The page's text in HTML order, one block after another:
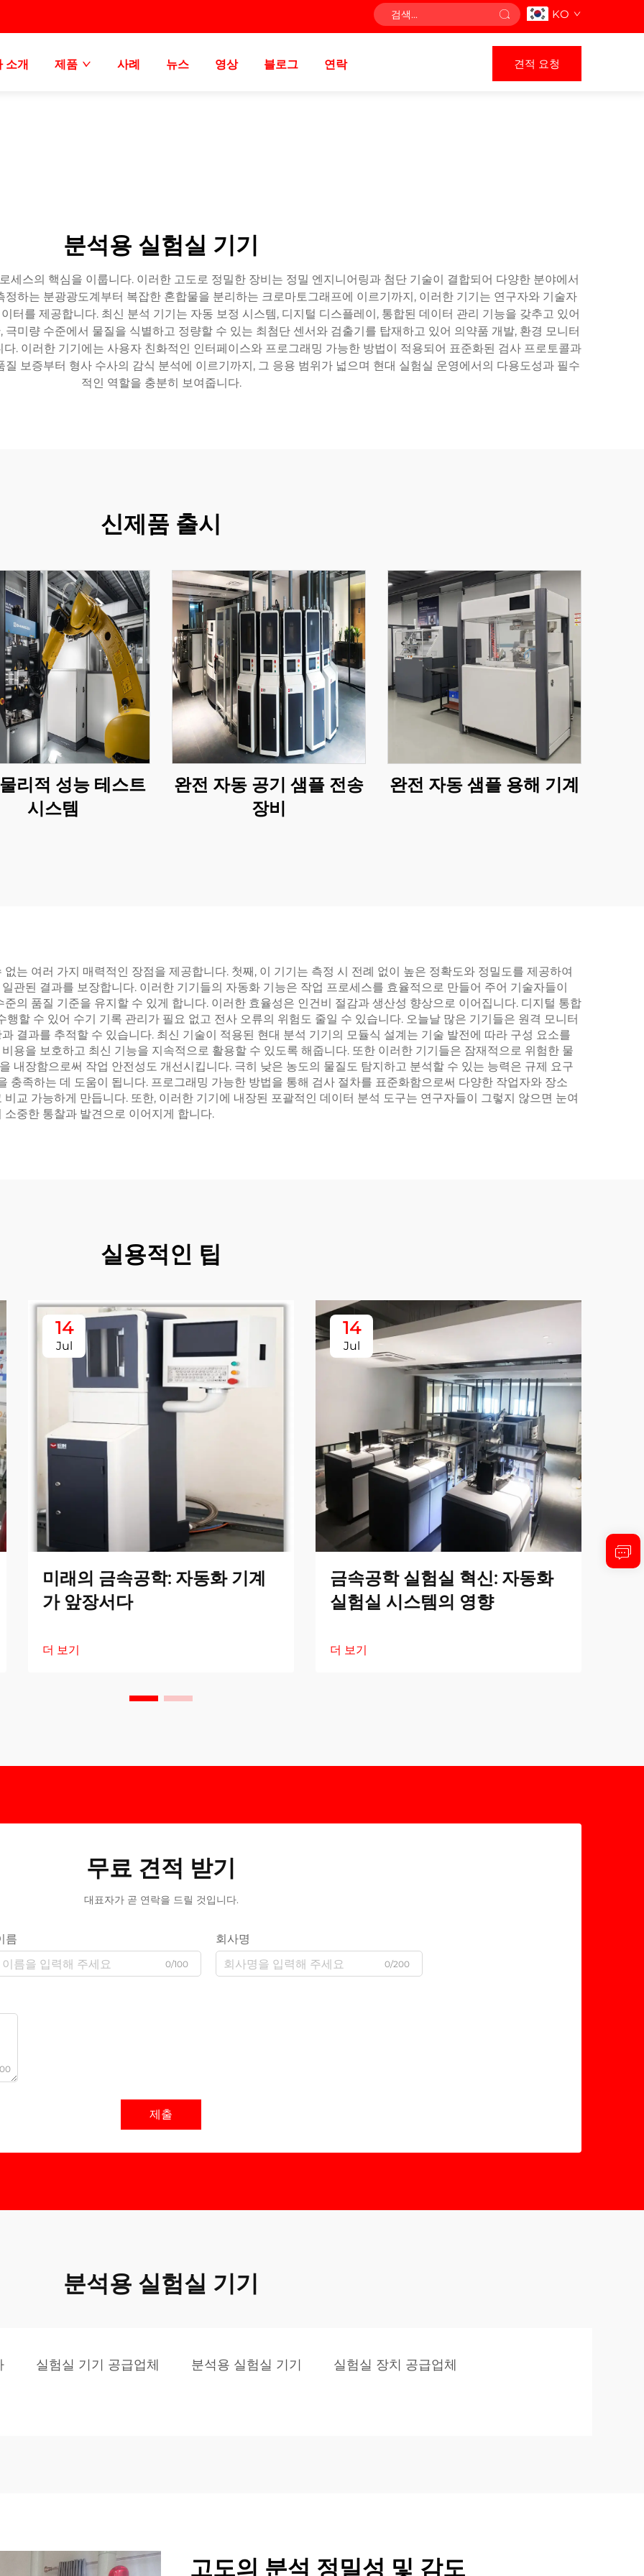
KO
소개 제품 사례 뉴스 영상 블로그 연락 견적 요청
분석용 실험실 기기
세스의 핵심을 이룹니다. 이러한 고도로 정밀한 장비는 정밀 엔지니어링과 첨단 기술이 결합되어 다양한 분야에서
하는 분광광도계부터 복잡한 혼합물을 분리하는 크로마토그래프에 이르기까지, 이러한 기기는 연구자와 기술자
터를 제공합니다. 최신 분석 기기는 자동 보정 시스템, 디지털 디스플레이, 통합된 데이터 관리 기능을 갖추고 있어
미량 수준에서 물질을 식별하고 정량할 수 있는 최첨단 센서와 검출기를 탑재하고 있어 의약품 개발, 환경 모니터
. 이러한 기기에는 사용자 친화적인 인터페이스와 프로그래밍 가능한 방법이 적용되어 표준화된 검사 프로토콜과
보증부터 형사 수사의 감식 분석에 이르기까지, 그 응용 범위가 넓으며 현대 실험실 운영에서의 다용도성과 필수
적인 역할을 충분히 보여줍니다.
신제품 출시
리적 성능 테스트
시스템
완전 자동 공기 샘플 전송
장비
완전 자동 샘플 용해 기계
는 여러 가지 매력적인 장점을 제공합니다. 첫째, 이 기기는 측정 시 전례 없이 높은 정확도와 정밀도를 제공하여
관된 결과를 보장합니다. 이러한 기기들의 자동화 기능은 작업 프로세스를 효율적으로 만들어 주어 기술자들이
의 품질 기준을 유지할 수 있게 합니다. 이러한 효율성은 인건비 절감과 생산성 향상으로 이어집니다. 디지털 통합
할 수 있어 수기 기록 관리가 필요 없고 전사 오류의 위험도 줄일 수 있습니다. 오늘날 많은 기기들은 원격 모니터
결과를 추적할 수 있습니다. 최신 기술이 적용된 현대 분석 기기의 모듈식 설계는 기술 발전에 따라 구성 요소를
용을 보호하고 최신 기능을 지속적으로 활용할 수 있도록 해줍니다. 또한 이러한 기기들은 잠재적으로 위험한 물
내장함으로써 작업 안전성도 개선시킵니다. 극히 낮은 농도의 물질도 탐지하고 분석할 수 있는 능력은 규제 요구
충족하는 데 도움이 됩니다. 프로그래밍 가능한 방법을 통해 검사 절차를 표준화함으로써 다양한 작업자와 장소
교 가능하게 만듭니다. 또한, 이러한 기기에 내장된 포괄적인 데이터 분석 도구는 연구자들이 그렇지 않으면 눈여
중한 통찰과 발견으로 이어지게 합니다.
실용적인 팁
14
Jul
미래의 금속공학: 자동화 기계
가 앞장서다
더 보기
14
Jul
금속공학 실험실 혁신: 자동화
실험실 시스템의 영향
더 보기
무료 견적 받기
대표자가 곧 연락을 드릴 것입니다.
름
0/100
회사명
0/200
제출
분석용 실험실 기기
실험실 기기 공급업체 분석용 실험실 기기 실험실 장치 공급업체
고도의 분석 정밀성 및 감도